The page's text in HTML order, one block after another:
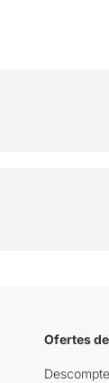
Ofertes